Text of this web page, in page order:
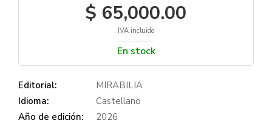
$ 65,000.00
IVA incluido
En stock
Editorial:
MIRABILIA
Idioma:
Castellano
Año de edición:
2026